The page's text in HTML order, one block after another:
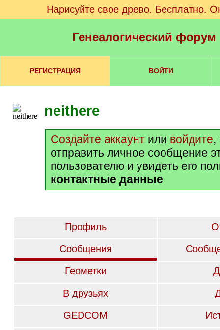
Нарисуйте свое древо. Бесплатно.
Генеалогический
РЕГИСТРАЦИЯ ВОЙТИ
neithere
Создайте аккаунт или войдите,
отправить личное сообщение
пользователю и увидеть его
контактные данные
Профиль
Сообщения
Геометки
В друзьях
GEDCOM